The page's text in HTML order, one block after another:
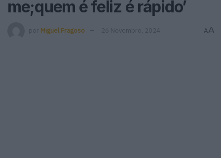
me;quem é feliz é rápido’
por Miguel Fragoso 26 Novembro, 2024 AA